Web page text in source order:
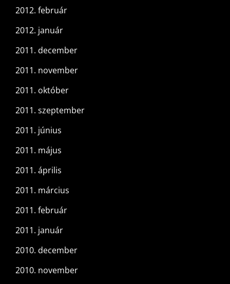
2012. február
2012. január
2011. december
2011. november
2011. október
2011. szeptember
2011. június
2011. május
2011. április
2011. március
2011. február
2011. január
2010. december
2010. november